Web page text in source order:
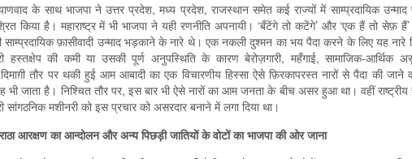
के साथ भाजपा ने उत्तर प्रदेश, मध्य प्रदेश, राजस्थान समेत कई राज्यों में साम्प्रदायिक
किया है। महाराष्ट्र में भी भाजपा ने यही रणनीति अपनायी। ‘बँटेंगे तो कटेंगे’ और ‘एक हैं तो सेफ़
साम्प्रदायिक फ़ासीवादी उन्माद भड़काने के नारे थे। एक नकली दुश्मन का भय पैदा करने के लिए यह नारे
हस्तक्षेप की कमी या उसकी पूर्ण अनुपस्थिति के कारण बेरोज़गारी, महँगाई, सामाजिक-आर्थिक
तौर पर थकी हुई आम आबादी का एक विचारणीय हिस्सा ऐसे फ़िरकापरस्त नारों से पैदा की जाने
भी जाता है। निश्चित तौर पर, इस बार भी ऐसे नारों का आम जनता के बीच असर हुआ था। वहीं
मशीनरी को इस प्रचार को असरदार बनाने में लगा दिया था।
आरक्षणकाआन्दोलनऔरअन्यपिछड़ीजातियोंकेवोटोंकाभाजपाकीओरजाना